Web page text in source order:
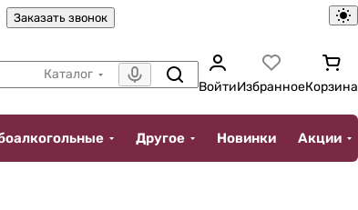
Заказать звонок
Каталог
ВойтиИзбранноеКорзина
Другое Новинки Акции